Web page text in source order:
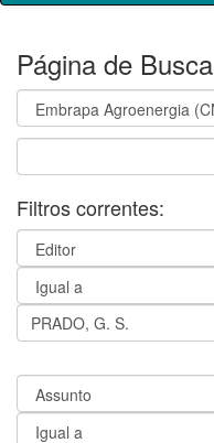
Página de Busca
Filtros correntes: